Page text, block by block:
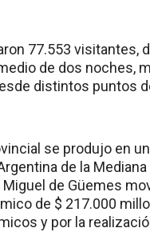
77.553 visitantes,
de dos noches,
distintos puntos
se produjo en
de la
Miguel de Güemes
de $ 217.000
y por la